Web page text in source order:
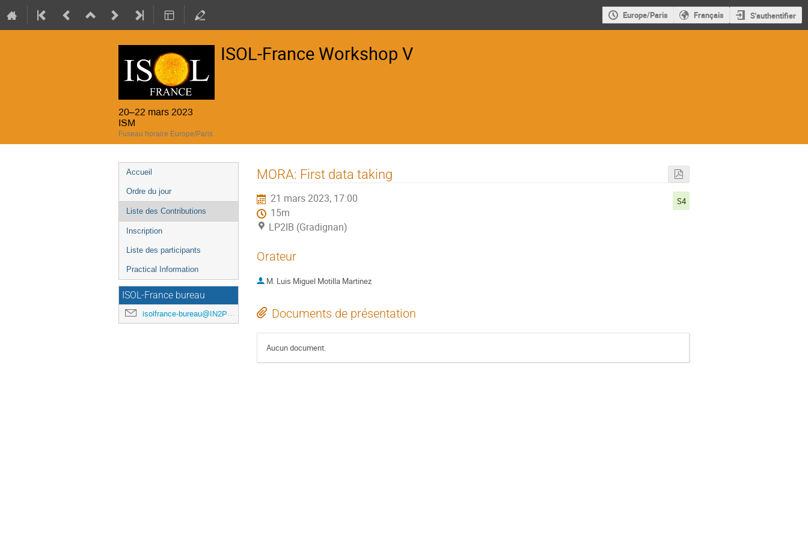
Europe/Paris Français S'authentifier
ISOL-France Workshop V
20–22 mars 2023
ISM
Fuseau horaire Europe/Paris
Menu
de
l'événement
Accueil
Ordre du jour
Liste des Contributions
Inscription
Liste des participants
Practical Information
ISOL-France bureau
isolfrance-bureau@IN2P3.FR
MORA: First data taking
21 mars 2023, 17:00
15m
LP2IB (Gradignan)
S4
Orateur
M. Luis Miguel Motilla Martinez
Documents de présentation
Aucun document.